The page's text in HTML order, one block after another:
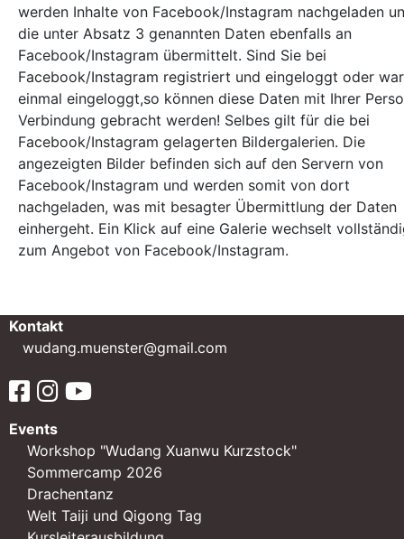
werden Inhalte von Facebook/Instagram nachgeladen
die unter Absatz 3 genannten Daten ebenfalls an
Facebook/Instagram übermittelt. Sind Sie bei
Facebook/Instagram registriert und eingeloggt oder
einmal eingeloggt,so können diese Daten mit Ihrer
Verbindung gebracht werden! Selbes gilt für die bei
Facebook/Instagram gelagerten Bildergalerien. Die
angezeigten Bilder befinden sich auf den Servern von
Facebook/Instagram und werden somit von dort
nachgeladen, was mit besagter Übermittlung der Daten
einhergeht. Ein Klick auf eine Galerie wechselt
zum Angebot von Facebook/Instagram.
Kontakt
wudang.muenster@gmail.com
Events
Workshop "Wudang Xuanwu Kurzstock"
Sommercamp 2026
Drachentanz
Welt Taiji und Qigong Tag